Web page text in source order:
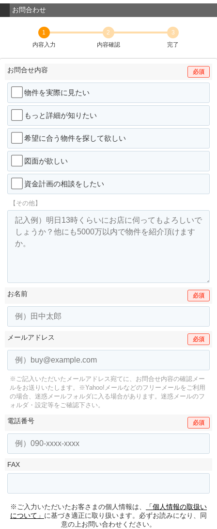
お問合わせ
1
内容入力
2
内容確認
3
完了
お問合せ内容 必須
物件を実際に見たい
もっと詳細が知りたい
希望に合う物件を探して欲しい
図面が欲しい
資金計画の相談をしたい
【その他】
お名前 必須
メールアドレス 必須
※ご記入いただいたメールアドレス宛てに、お問合せ内容の確認メー
ルをお送りいたします。
※Yahoo!メールなどのフリーメールをご利用
の場合、迷惑メールフォルダに入る場合があります。 迷惑メールのフ
ォルダ・設定等をご確認下さい。
電話番号 必須
FAX
※ご入力いただいたお客さまの個人情報は、
「個人情報の取扱い
について」 に基づき適正に取り扱います。必ずお読みになり、同
意の上お問い合わせください。